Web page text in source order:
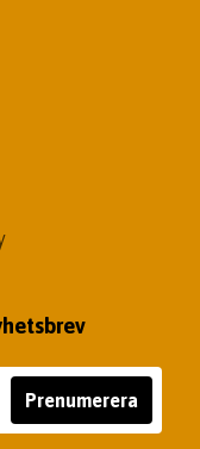
Prenumerera